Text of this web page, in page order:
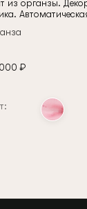
из органзы.
₽